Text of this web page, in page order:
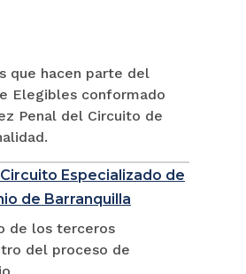
que hacen parte del
Elegibles conformado
Penal del Circuito de
Especializado de
de Barranquilla
de los terceros
del proceso de